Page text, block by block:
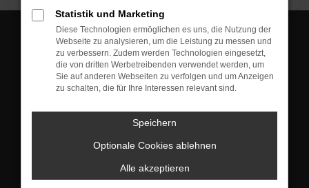
Werkstatt
Statistik und Marketing
Diese Technologien ermöglichen es uns, die Nutzung der
Webseite zu analysieren, um die Leistung zu messen und
zu verbessern. Zudem werden Technologien eingesetzt,
die von dritten Werbetreibenden verwendet werden, um
Sie auf anderen Webseiten zu verfolgen und um Anzeigen
zu schalten, die für Ihre Interessen relevant sind.
Speichern
Optionale Cookies ablehnen
Alle akzeptieren